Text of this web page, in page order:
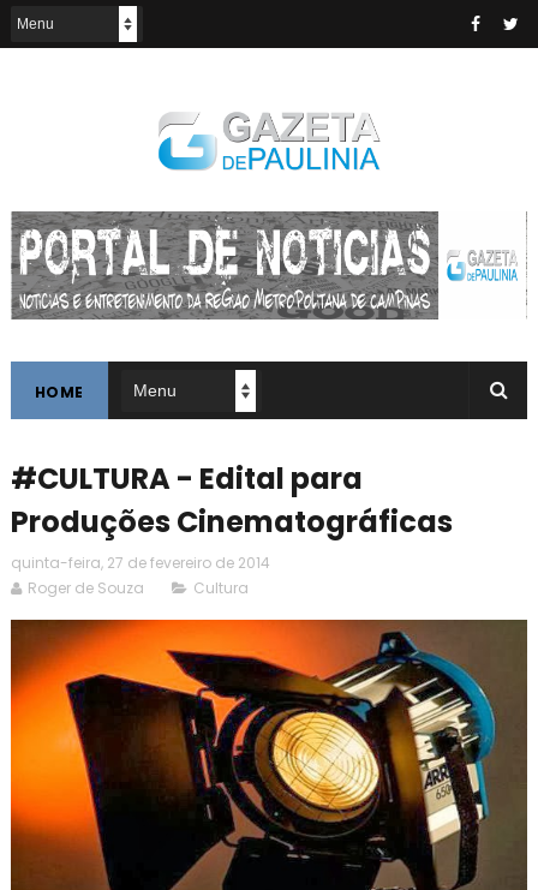
HOME
#CULTURA - Edital para
Produções Cinematográficas
quinta-feira, 27 de fevereiro de 2014
Roger de Souza
Cultura